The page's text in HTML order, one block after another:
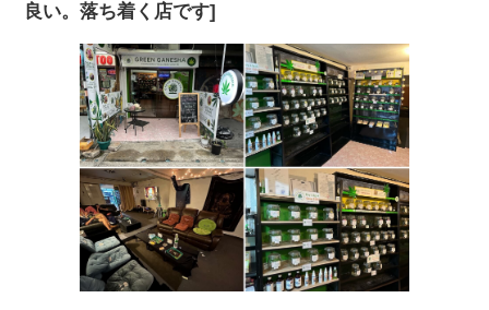
良い。落ち着く店です]